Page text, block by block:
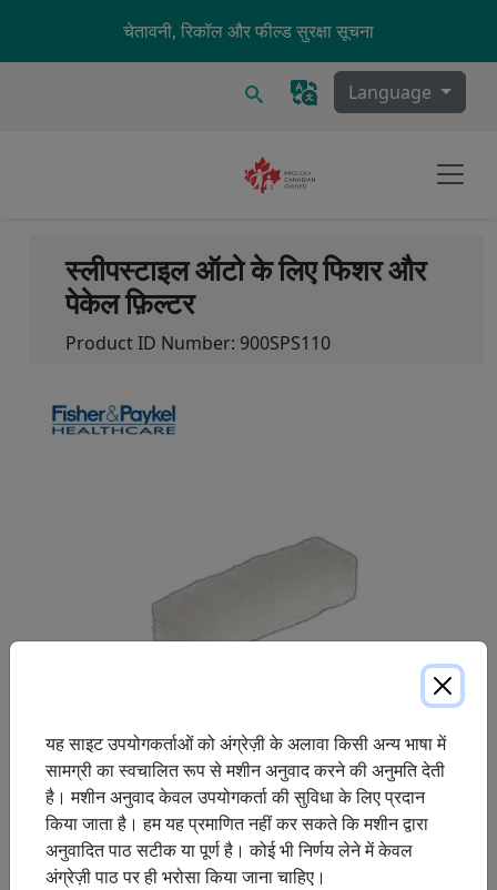
Skip to main content
चेतावनी, रिकॉल और फील्ड सुरक्षा सूचना
खोज Language
स्लीपस्टाइल ऑटो के लिए फिशर और
पेकेल फ़िल्टर
Product ID Number: 900SPS110
एक पुन: प्रयोज्य (साफ करने योग्य) मोटे कण फिल्टर जो मशीन में जाने वाली
हवा से धूल को हटाता है।
यह साइट उपयोगकर्ताओं को अंग्रेज़ी के अलावा किसी अन्य भाषा में
सामग्री का स्वचालित रूप से मशीन अनुवाद करने की अनुमति देती
है। मशीन अनुवाद केवल उपयोगकर्ता की सुविधा के लिए प्रदान
किया जाता है। हम यह प्रमाणित नहीं कर सकते कि मशीन द्वारा
अनुवादित पाठ सटीक या पूर्ण है। कोई भी निर्णय लेने में केवल
अंग्रेज़ी पाठ पर ही भरोसा किया जाना चाहिए।